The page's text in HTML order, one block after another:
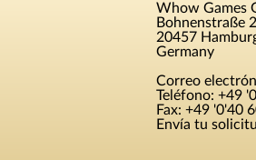
Whow Games
Bohnenstraße 2
20457
Germany
Correo
Teléfono: +49
Fax: +49 '0'40
Envía tu